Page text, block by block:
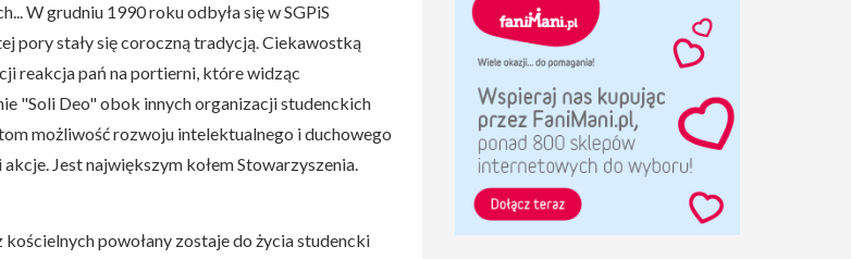
W grudniu 1990 roku odbyła się w SGPiS
pory stały się coroczną tradycją. Ciekawostką
reakcja pań na portierni, które widząc
"Soli Deo" obok innych organizacji studenckich
możliwość rozwoju intelektualnego i duchowego
Jest największym kołem Stowarzyszenia.
powołany zostaje do życia studencki